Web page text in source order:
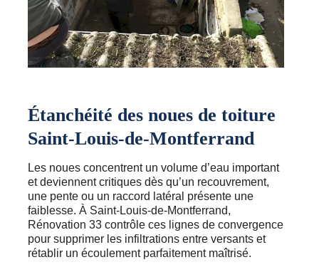
Étanchéité des noues de toiture
Saint-Louis-de-Montferrand
Les noues concentrent un volume d’eau important
et deviennent critiques dès qu’un recouvrement,
une pente ou un raccord latéral présente une
faiblesse. À Saint-Louis-de-Montferrand,
Rénovation 33 contrôle ces lignes de convergence
pour supprimer les infiltrations entre versants et
rétablir un écoulement parfaitement maîtrisé.